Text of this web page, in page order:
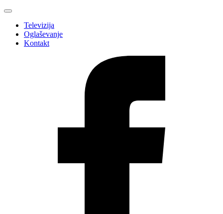
Televizija
Oglaševanje
Kontakt